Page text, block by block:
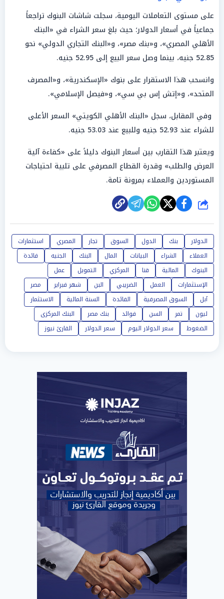
على مستوى التعاملات اليومية، سجلت شاشات البنوك تراجعاً
جماعياً في أسعار الدولار؛ حيث بلغ سعر الشراء في «البنك
الأهلي المصري»، و«بنك مصر»، و«البنك التجاري الدولي» نحو
52.85 جنيه، بينما وصل سعر البيع إلى 52.95 جنيه.
وانسحب هذا الاستقرار على بنوك «الإسكندرية»، و«المصرف
المتحد»، و«إتش إس بي سي»، و«فيصل الإسلامي».
وفي المقابل، سجل «البنك الأهلي الكويتي» السعر الأعلى
للشراء عند 52.93 جنيه وللبيع عند 53.03 جنيه.
ويعتبر هذا التقارب بين أسعار البنوك دليلاً على «كفاءة آلية
العرض والطلب» وقدرة القطاع المصرفي على تلبية احتياجات
المستوردين والعملاء بمرونة تامة.
شارك
الدولار بنك الدول السوق تجار المصري
استثمارات
العملاء
الشراء البيانات المال البنك الجنيه
فائدة
البنوك
المالية قنا المركزي التمويل
عمل
الإستثمارات
العمل الضريبي البن شهر فبراير
مصر
آبل
السوق المصرفية الفائدة السنة المالية
الاستثمار
ليون
تمر السن فوائد بنك مصر
البنك المركزى
الضغوط
سعر الدولار اليوم سعر الدولار القارئ نيوز